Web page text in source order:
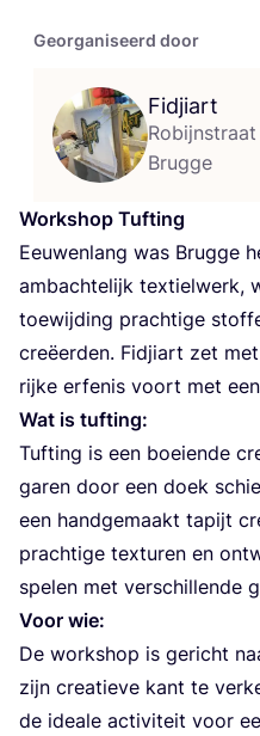
Georganiseerd door
Fidjiart
Robijnstraat
Brugge
Work­shop Tufting
Eeu­wen­lang was Brug­ge
ambach­te­lijk tex­tiel­werk,
toe­wij­ding prach­ti­ge
cre­ëer­den. Fid­ji­art zet
rij­ke erfe­nis voort met
Wat is tufting:
Tuf­ting is een boei­en­de
garen door een doek
een hand­ge­maakt tapijt
prach­ti­ge tex­tu­ren en
spe­len met ver­schil­len­de
Voor wie:
De work­shop is gericht
zijn cre­a­tie­ve kant te
de ide­a­le acti­vi­teit voor